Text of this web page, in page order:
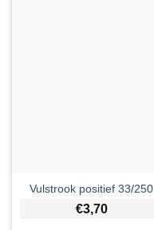
Vulstrook positief 33/250
€3,70